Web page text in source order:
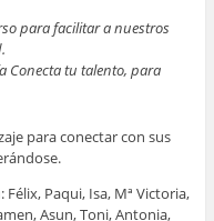
para facilitar a nuestros
Conecta tu talento, para
para conectar con sus
Paqui, Isa, Mª Victoria,
Asun, Toni, Antonia,